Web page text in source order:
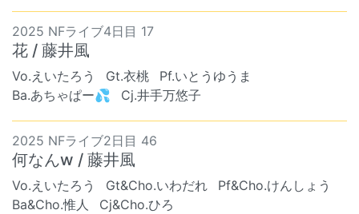
2025 NFライブ4日目 17
花 / 藤井風
Vo.えいたろう Gt.衣桃
Pf.いとうゆうま
Ba.あちゃぱー💦
Cj.井手万悠子
2025 NFライブ2日目 46
何なんw / 藤井風
Vo.えいたろう Gt&Cho.いわだれ
Pf&Cho.けんしょう
Ba&Cho.惟人
Cj&Cho.ひろ